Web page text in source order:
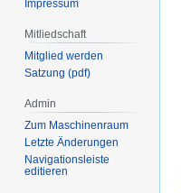
Impressum
Mitliedschaft
Mitglied werden
Satzung (pdf)
Admin
Zum Maschinenraum
Letzte Änderungen
Navigationsleiste
editieren